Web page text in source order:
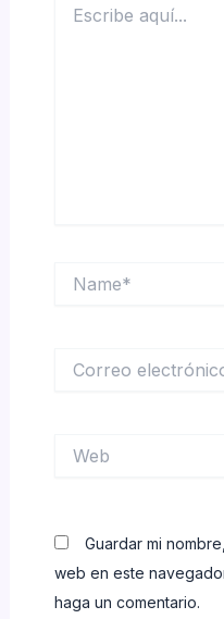
aquí...
electrónico*
Guardar mi
web en este
haga un comentario.